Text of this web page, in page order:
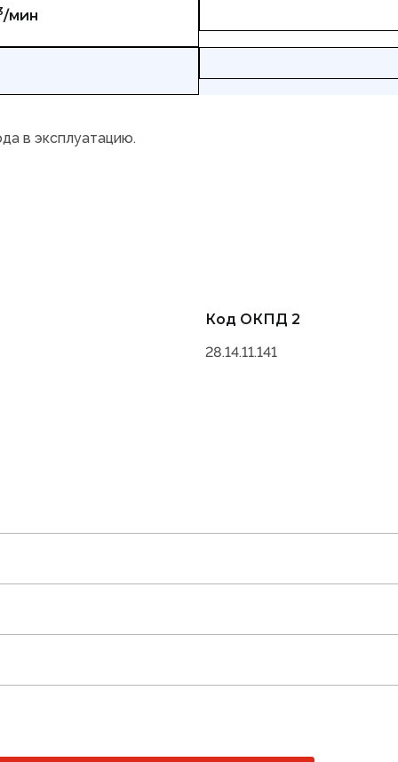
/мин
в эксплуатацию.
Код ОКПД 2
28.14.11.141